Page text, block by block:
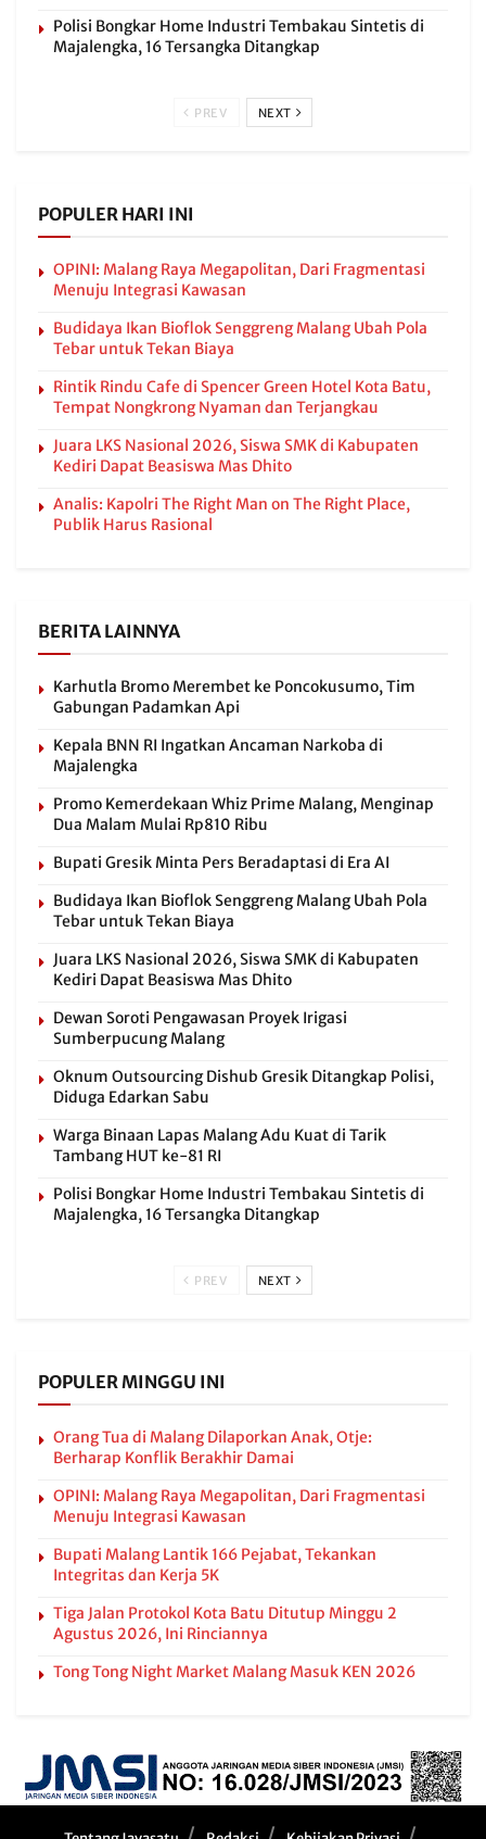
Polisi Bongkar Home Industri Tembakau Sintetis di
Majalengka, 16 Tersangka Ditangkap
PREV NEXT
POPULER HARI INI
OPINI: Malang Raya Megapolitan, Dari Fragmentasi
Menuju Integrasi Kawasan
Budidaya Ikan Bioflok Senggreng Malang Ubah Pola
Tebar untuk Tekan Biaya
Rintik Rindu Cafe di Spencer Green Hotel Kota Batu,
Tempat Nongkrong Nyaman dan Terjangkau
Juara LKS Nasional 2026, Siswa SMK di Kabupaten
Kediri Dapat Beasiswa Mas Dhito
Analis: Kapolri The Right Man on The Right Place,
Publik Harus Rasional
BERITA LAINNYA
Karhutla Bromo Merembet ke Poncokusumo, Tim
Gabungan Padamkan Api
Kepala BNN RI Ingatkan Ancaman Narkoba di
Majalengka
Promo Kemerdekaan Whiz Prime Malang, Menginap
Dua Malam Mulai Rp810 Ribu
Bupati Gresik Minta Pers Beradaptasi di Era AI
Budidaya Ikan Bioflok Senggreng Malang Ubah Pola
Tebar untuk Tekan Biaya
Juara LKS Nasional 2026, Siswa SMK di Kabupaten
Kediri Dapat Beasiswa Mas Dhito
Dewan Soroti Pengawasan Proyek Irigasi
Sumberpucung Malang
Oknum Outsourcing Dishub Gresik Ditangkap Polisi,
Diduga Edarkan Sabu
Warga Binaan Lapas Malang Adu Kuat di Tarik
Tambang HUT ke-81 RI
Polisi Bongkar Home Industri Tembakau Sintetis di
Majalengka, 16 Tersangka Ditangkap
PREV NEXT
POPULER MINGGU INI
Orang Tua di Malang Dilaporkan Anak, Otje:
Berharap Konflik Berakhir Damai
OPINI: Malang Raya Megapolitan, Dari Fragmentasi
Menuju Integrasi Kawasan
Bupati Malang Lantik 166 Pejabat, Tekankan
Integritas dan Kerja 5K
Tiga Jalan Protokol Kota Batu Ditutup Minggu 2
Agustus 2026, Ini Rinciannya
Tong Tong Night Market Malang Masuk KEN 2026